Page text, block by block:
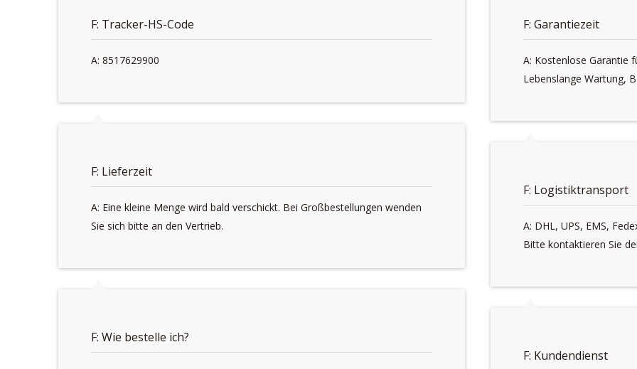
F: Tracker-HS-Code
A: 8517629900
F: Garantiezeit
A: Kostenlose Garantie
Lebenslange Wartung,
F: Lieferzeit
A: Eine kleine Menge wird bald verschickt. Bei Großbestellungen wenden
Sie sich bitte an den Vertrieb.
F: Logistiktransport
A: DHL, UPS, EMS,
Bitte kontaktieren Sie
F: Wie bestelle ich?
F: Kundendienst